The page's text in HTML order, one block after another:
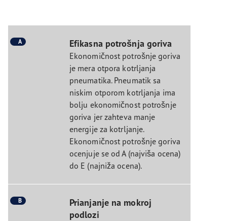
A Efikasna potrošnja goriva
Ekonomičnost potrošnje goriva
je mera otpora kotrljanja
pneumatika. Pneumatik sa
niskim otporom kotrljanja ima
bolju ekonomičnost potrošnje
goriva jer zahteva manje
energije za kotrljanje.
Ekonomičnost potrošnje goriva
ocenjuje se od A (najviša ocena)
do E (najniža ocena).
B
Prianjanje na mokroj
podlozi